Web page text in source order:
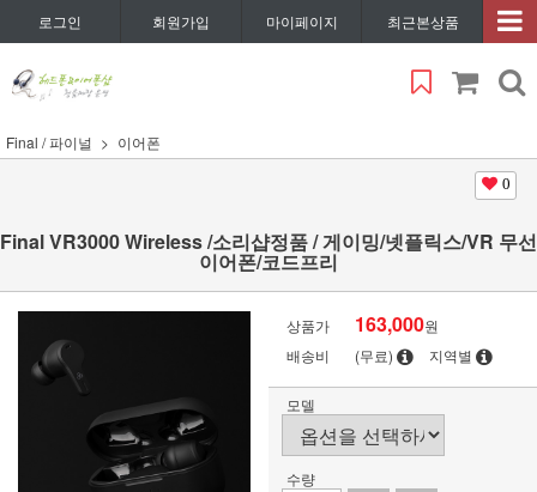
로그인 회원가입 마이페이지 최근본상품
Final / 파이널 이어폰
0
Final VR3000 Wireless /소리샵정품 / 게이밍/넷플릭스/VR 무선
이어폰/코드프리
상품가 163,000원
배송비
(무료) 지역별
모델
수량